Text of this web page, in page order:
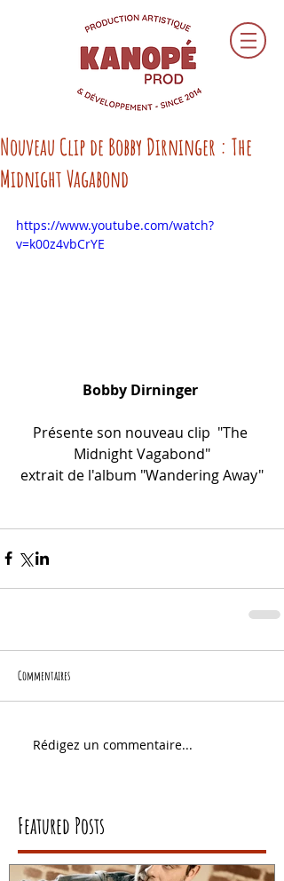
Nouveau Clip de Bobby Dirninger : The
Midnight Vagabond
https://www.youtube.com/watch?
v=k00z4vbCrYE
Bobby Dirninger
Présente son nouveau clip  "The
Midnight Vagabond"
extrait de l'album "Wandering Away"
Commentaires
Rédigez un commentaire...
Featured Posts